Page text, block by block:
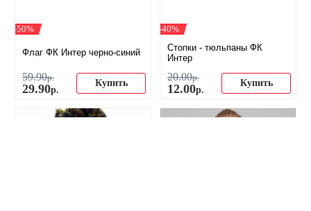
-50%
Флаг ФК Интер черно-синий
59.90р.
29.90р.
Купить
-40%
Стопки - тюльпаны ФК
Интер
20.00р.
12.00р.
Купить